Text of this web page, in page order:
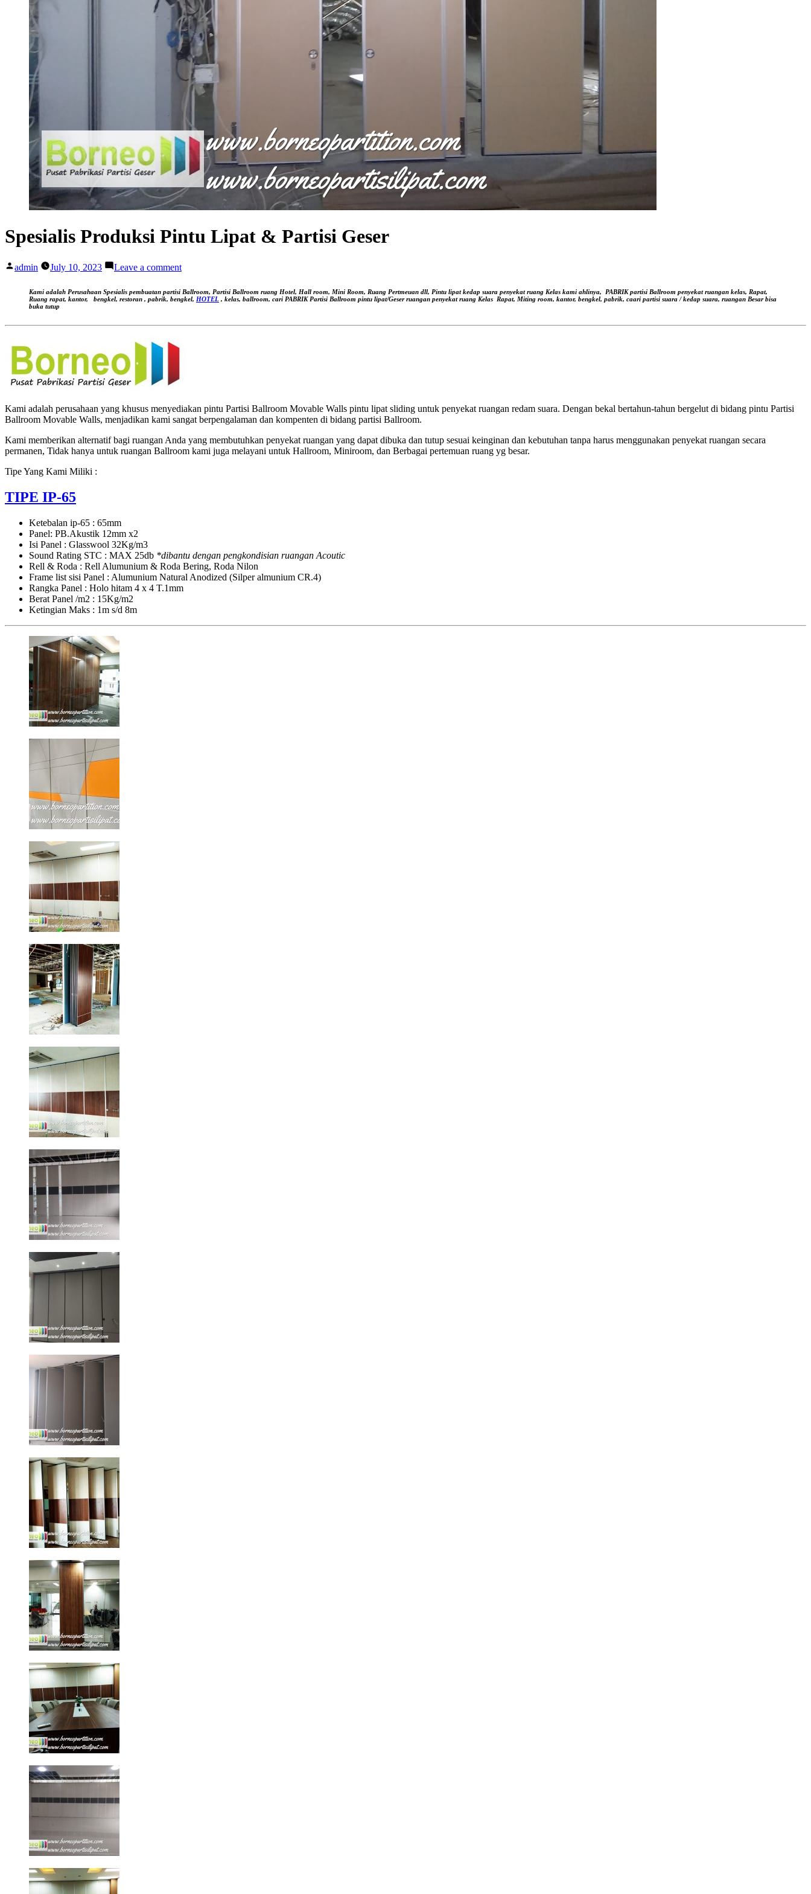
Spesialis Produksi Pintu Lipat & Partisi Geser
Posted
admin July 10, 2023 Leave a commenton
Produksi
Pintu
Kami adalah Perusahaan Spesialis pembuatan partisi Ballroom, Partisi Ballroom ruang Hotel, Hall room, Mini Room, Ruang Pertmeuan dll, Pintu lipat kedap suara penyekat ruang Kelas kami ahlinya,
PABRIK partisi Ballroom penyekat ruangan kelas, Rapat,
Ruang rapat, kantor, bengkel, restoran , pabrik, bengkel, HOTEL , kelas, ballroom, cari PABRIK Partisi Ballroom pintu lipat/Geser ruangan penyekat ruang Kelas Rapat, Miting room, kantor, bengkel, pabrik, caari partisi suara / kedap suara, ruangan Besar bisa
buka tutup
Kami adalah perusahaan yang khusus menyediakan pintu Partisi Ballroom Movable Walls pintu lipat sliding untuk penyekat ruangan redam suara. Dengan bekal bertahun-tahun bergelut di bidang pintu Partisi
Ballroom Movable Walls, menjadikan kami sangat berpengalaman dan kompenten di bidang partisi Ballroom.
Kami memberikan alternatif bagi ruangan Anda yang membutuhkan penyekat ruangan yang dapat dibuka dan tutup sesuai keinginan dan kebutuhan tanpa harus menggunakan penyekat ruangan secara
permanen, Tidak hanya untuk ruangan Ballroom kami juga melayani untuk Hallroom, Miniroom, dan Berbagai pertemuan ruang yg besar.
Tipe Yang Kami Miliki :
TIPE IP-65
Ketebalan ip-65 : 65mm
Panel: PB.Akustik 12mm x2
Isi Panel : Glasswool 32Kg/m3
Sound Rating STC : MAX 25db *dibantu dengan pengkondisian ruangan Acoutic
Rell & Roda : Rell Alumunium & Roda Bering, Roda Nilon
Frame list sisi Panel : Alumunium Natural Anodized (Silper almunium CR.4)
Rangka Panel : Holo hitam 4 x 4 T.1mm
Berat Panel /m2 : 15Kg/m2
Ketingian Maks : 1m s/d 8m